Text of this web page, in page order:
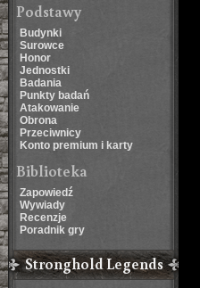
Podstawy
Budynki
Surowce
Honor
Jednostki
Badania
Punkty badań
Atakowanie
Obrona
Przeciwnicy
Konto premium i karty
Biblioteka
Zapowiedź
Wywiady
Recenzje
Poradnik gry
Stronghold Legends